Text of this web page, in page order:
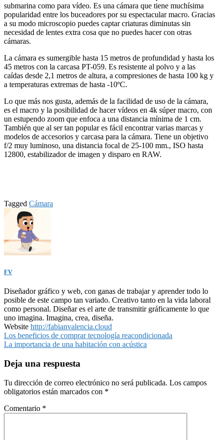
submarina como para vídeo. Es una cámara que tiene muchísima
popularidad entre los buceadores por su espectacular macro. Gracias
a su modo microscopio puedes captar criaturas diminutas sin
necesidad de lentes extra cosa que no puedes hacer con otras
cámaras.
La cámara es sumergible hasta 15 metros de profundidad y hasta los
45 metros con la carcasa PT-059. Es resistente al polvo y a las
caídas desde 2,1 metros de altura, a compresiones de hasta 100 kg y
a temperaturas extremas de hasta -10ºC.
Lo que más nos gusta, además de la facilidad de uso de la cámara,
es el macro y la posibilidad de hacer vídeos en 4k súper macro, con
un estupendo zoom que enfoca a una distancia mínima de 1 cm.
También que al ser tan popular es fácil encontrar varias marcas y
modelos de accesorios y carcasa para la cámara. Tiene un objetivo
f/2 muy luminoso, una distancia focal de 25-100 mm., ISO hasta
12800, estabilizador de imagen y disparo en RAW.
Tagged Cámara
FV
Diseñador gráfico y web, con ganas de trabajar y aprender todo lo
posible de este campo tan variado. Creativo tanto en la vida laboral
como personal. Diseñar es el arte de transmitir gráficamente lo que
uno imagina. Imagina, crea, diseña.
Website http://fabianvalencia.cloud
Navegación
de
entradas
Los beneficios de comprar tecnología reacondicionada
La importancia de una habitación con acústica
Deja una respuesta
Tu dirección de correo electrónico no será publicada. Los campos
obligatorios están marcados con *
Comentario *